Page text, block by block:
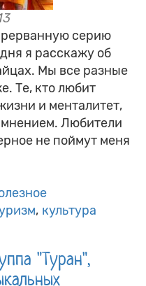
серию
я расскажу об
Мы все разные
Те, кто любит
и менталитет,
Любители
не поймут меня
культура
"Туран",